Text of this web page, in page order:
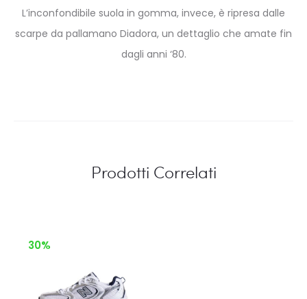
L’inconfondibile suola in gomma, invece, è ripresa dalle
scarpe da pallamano Diadora, un dettaglio che amate fin
dagli anni ‘80.
Prodotti Correlati
30%